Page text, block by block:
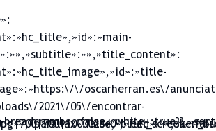
\/oscarherran.es\/
2021\/05\/encontrar-